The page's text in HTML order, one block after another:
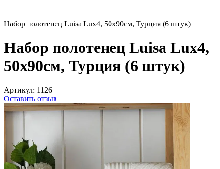
Набор полотенец Luisa Lux4, 50x90см, Турция (6 штук)
Набор полотенец Luisa Lux4,
50x90см, Турция (6 штук)
Артикул: 1126
Оставить отзыв